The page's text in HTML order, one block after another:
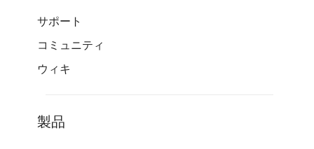
サポート
コミュニティ
ウィキ
製品